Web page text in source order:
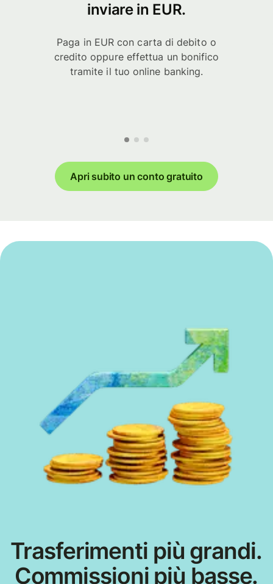
inviare in EUR.
Paga in EUR con carta di debito o
credito oppure effettua un bonifico
tramite il tuo online banking.
Apri subito un conto gratuito
Trasferimenti più grandi.
Commissioni più basse.